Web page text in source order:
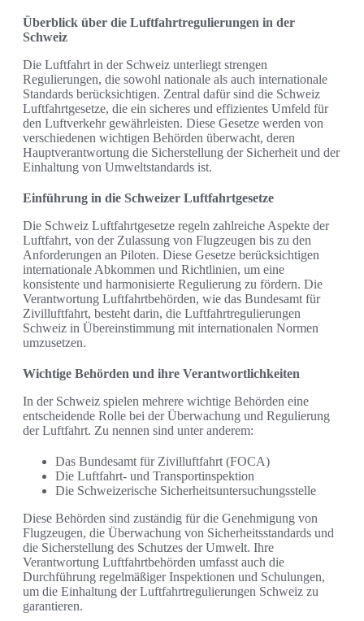
Überblick über die Luftfahrtregulierungen in der
Schweiz
Die Luftfahrt in der Schweiz unterliegt strengen
Regulierungen, die sowohl nationale als auch internationale
Standards berücksichtigen. Zentral dafür sind die Schweiz
Luftfahrtgesetze, die ein sicheres und effizientes Umfeld für
den Luftverkehr gewährleisten. Diese Gesetze werden von
verschiedenen wichtigen Behörden überwacht, deren
Hauptverantwortung die Sicherstellung der Sicherheit und der
Einhaltung von Umweltstandards ist.
Einführung in die Schweizer Luftfahrtgesetze
Die Schweiz Luftfahrtgesetze regeln zahlreiche Aspekte der
Luftfahrt, von der Zulassung von Flugzeugen bis zu den
Anforderungen an Piloten. Diese Gesetze berücksichtigen
internationale Abkommen und Richtlinien, um eine
konsistente und harmonisierte Regulierung zu fördern. Die
Verantwortung Luftfahrtbehörden, wie das Bundesamt für
Zivilluftfahrt, besteht darin, die Luftfahrtregulierungen
Schweiz in Übereinstimmung mit internationalen Normen
umzusetzen.
Wichtige Behörden und ihre Verantwortlichkeiten
In der Schweiz spielen mehrere wichtige Behörden eine
entscheidende Rolle bei der Überwachung und Regulierung
der Luftfahrt. Zu nennen sind unter anderem:
Das Bundesamt für Zivilluftfahrt (FOCA)
Die Luftfahrt- und Transportinspektion
Die Schweizerische Sicherheitsuntersuchungsstelle
Diese Behörden sind zuständig für die Genehmigung von
Flugzeugen, die Überwachung von Sicherheitsstandards und
die Sicherstellung des Schutzes der Umwelt. Ihre
Verantwortung Luftfahrtbehörden umfasst auch die
Durchführung regelmäßiger Inspektionen und Schulungen,
um die Einhaltung der Luftfahrtregulierungen Schweiz zu
garantieren.